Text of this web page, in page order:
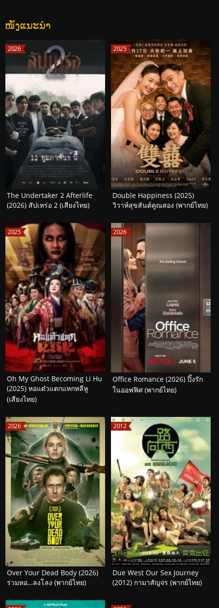
ໜັງແນະນໍາ
2026
The Undertaker 2 Afterlife
(2026) สัปเหร่อ 2 (เสียงไทย)
2025
Double Happiness (2025)
วิวาห์สุขสันต์คูณสอง (พากย์ไทย)
2025
Oh My Ghost Becoming Li Hu
(2025) หอแต๋วแตกแหกหลีหู
(เสียงไทย)
2026
Office Romance (2026) ปิ๊งรัก
ในออฟฟิศ (พากย์ไทย)
2026
Over Your Dead Body (2026)
ร่วมหอ…ลงโลง (พากย์ไทย)
2012
Due West Our Sex Journey
(2012) กามาสัญจร (พากย์ไทย)